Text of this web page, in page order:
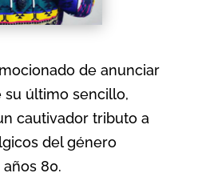
de anunciar
su último sencillo,
cautivador tributo a
del género
80.